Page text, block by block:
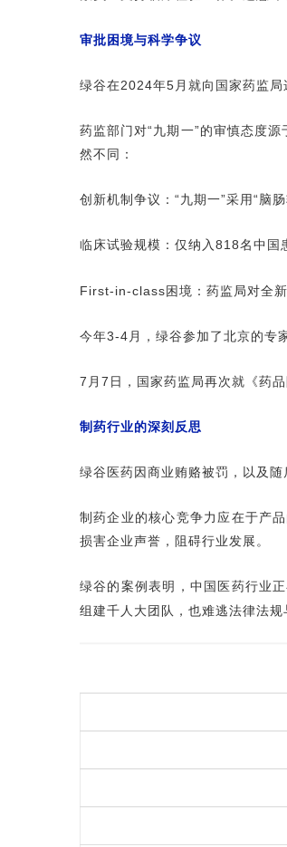
审批困境与科学争议
绿谷在2024年5月就向国家药监局
药监部门对“九期一”的审慎态度
然不同：
创新机制争议：“九期一”采用“脑
临床试验规模：仅纳入818名中国
First-in-class困境：药监局对全新
今年3-4月，绿谷参加了北京的专
7月7日，国家药监局再次就《药
制药行业的深刻反思
绿谷医药因商业贿赂被罚，以及
制药企业的核心竞争力应在于产
损害企业声誉，阻碍行业发展。
绿谷的案例表明，中国医药行业
组建千人大团队，也难逃法律法规